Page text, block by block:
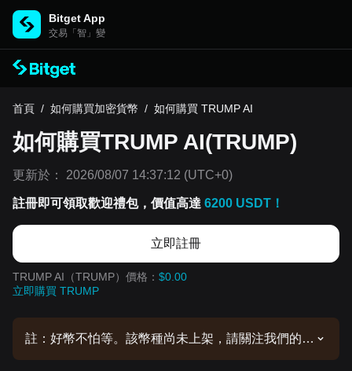
Bitget App
交易「智」變
首頁 / 如何購買加密貨幣 / 如何購買 TRUMP AI
如何購買TRUMP AI(TRUMP)
更新於： 2026/08/07 14:37:12 (UTC+0)
註冊即可領取歡迎禮包，價值高達 6200 USDT！
立即註冊
TRUMP AI（TRUMP）價格： $0.00
立即購買 TRUMP
註：好幣不怕等。該幣種尚未上架，請關注我們的公